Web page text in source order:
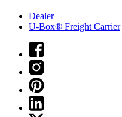
Dealer
U-Box® Freight Carrier